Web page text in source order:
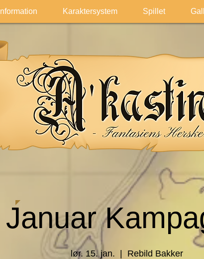
Information Karaktersystem Spillet
Januar
lør. 15. jan. Rebild Bakker